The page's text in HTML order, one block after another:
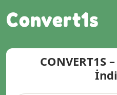
Convert1s
CONVERT1S